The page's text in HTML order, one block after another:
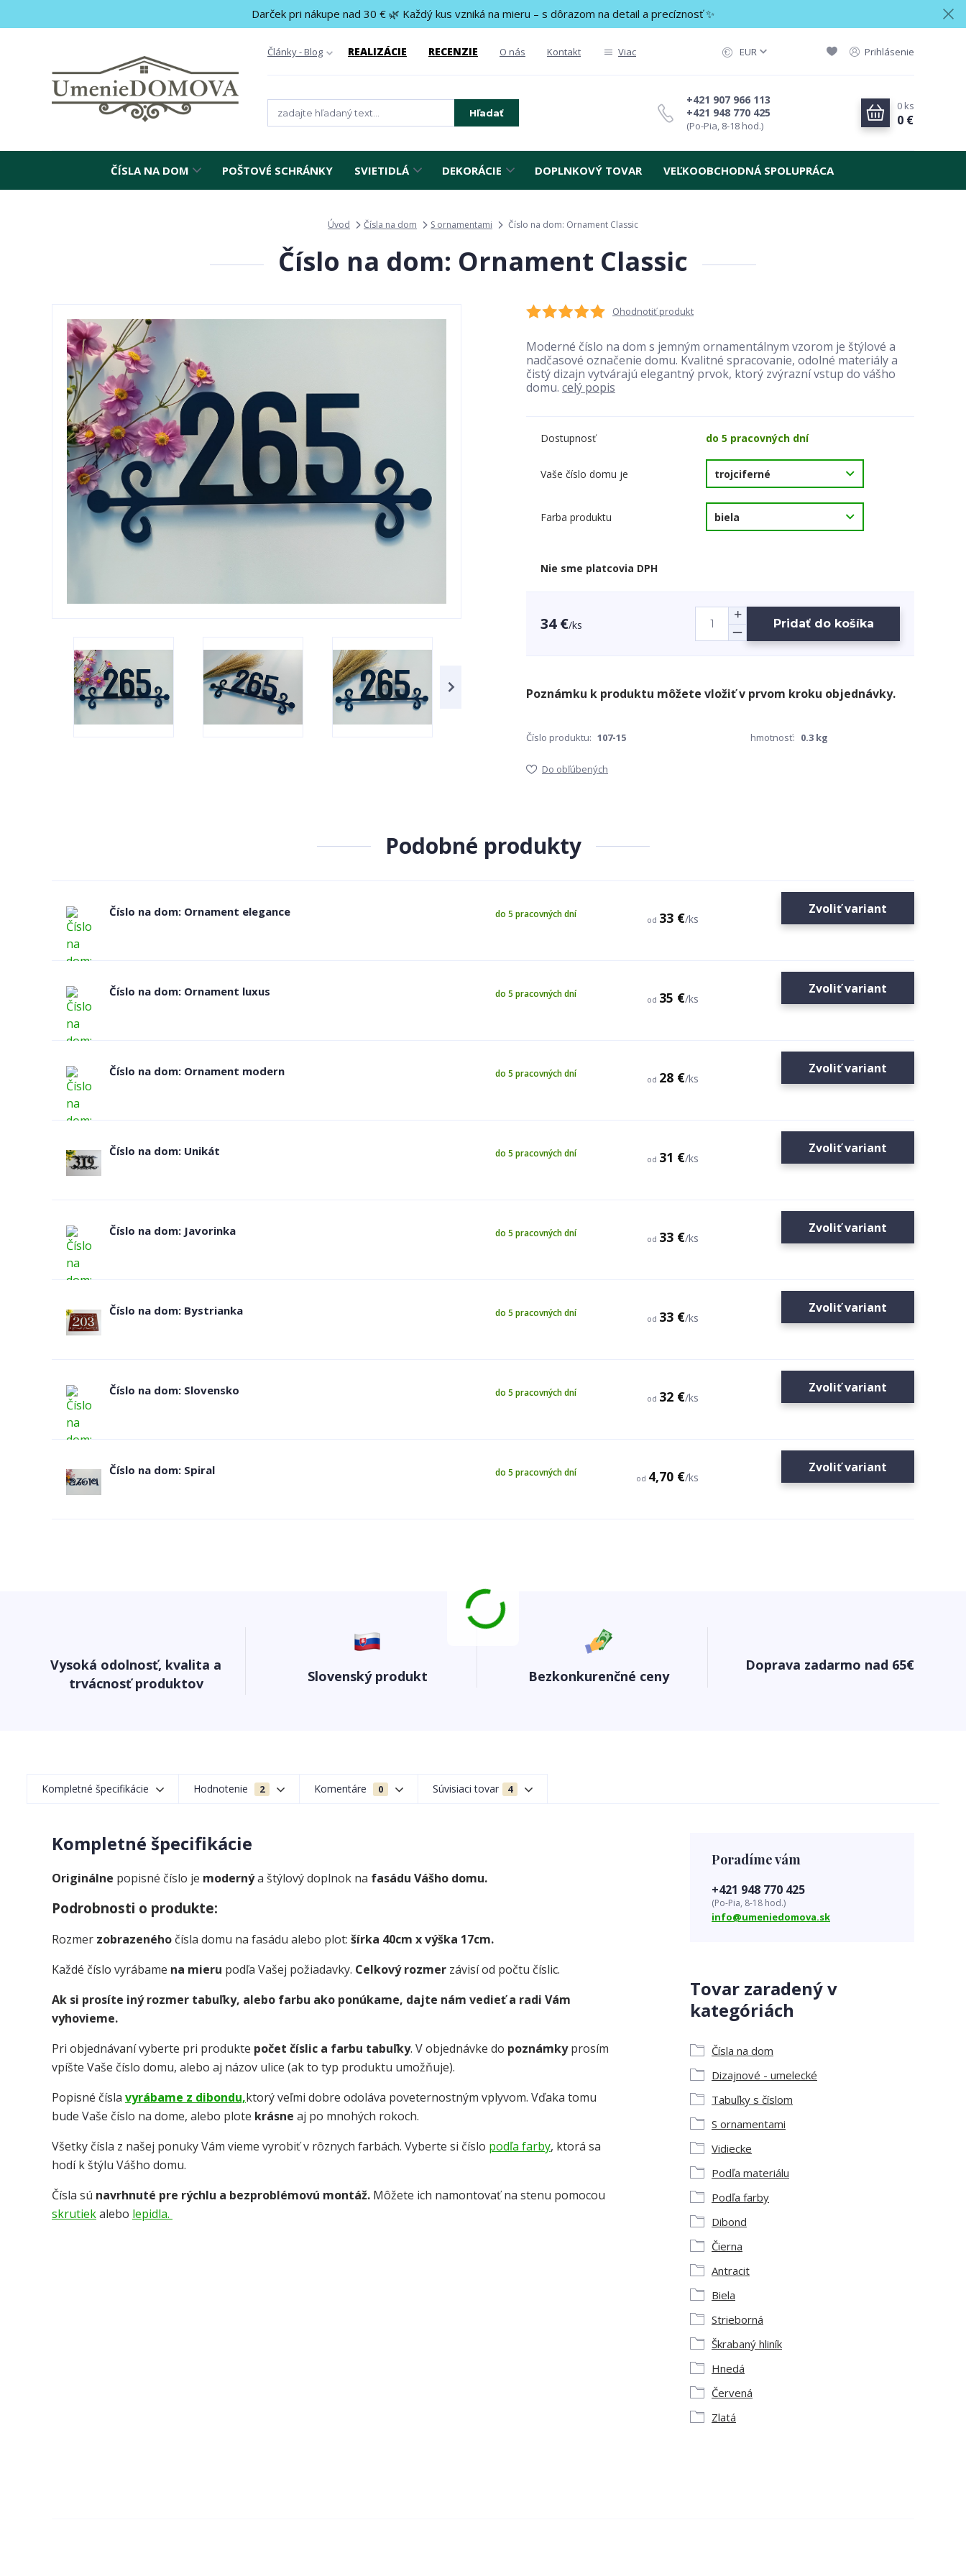
Darček pri nákupe nad 30 € 🌿 Každý kus vzniká na mieru – s dôrazom na detail a precíznosť ✨
Články - Blog REALIZÁCIE RECENZIE O nás Kontakt Viac EUR Prihlásenie
Hľadať +421 948 770 425
+421 907 966 113
(Po-Pia, 8-18 hod.)
0 ks
0 €
ČÍSLA NA DOM POŠTOVÉ SCHRÁNKY SVIETIDLÁ DEKORÁCIE DOPLNKOVÝ TOVAR VEĽKOOBCHODNÁ SPOLUPRÁCA
Úvod Čísla na dom S ornamentami Číslo na dom: Ornament Classic
Číslo na dom: Ornament Classic
Ohodnotiť produkt
Moderné číslo na dom s jemným ornamentálnym vzorom je štýlové a
nadčasové označenie domu. Kvalitné spracovanie, odolné materiály a
čistý dizajn vytvárajú elegantný prvok, ktorý zvýrazní vstup do vášho
domu. celý popis
Dostupnosť do 5 pracovných dní
Vaše číslo domu je
Farba produktu
Nie sme platcovia DPH
34 €/ks Pridať do košíka
Číslo produktu: 107-15 hmotnosť: 0.3 kg
Do obľúbených
Podobné produkty
Číslo na dom: Ornament elegance
od 33 €/ks
do 5 pracovných dní Zvoliť variant
Číslo na dom: Ornament luxus
od 35 €/ks
do 5 pracovných dní Zvoliť variant
Číslo na dom: Ornament modern
od 28 €/ks
do 5 pracovných dní Zvoliť variant
Číslo na dom: Unikát
od 31 €/ks
do 5 pracovných dní Zvoliť variant
Číslo na dom: Javorinka
od 33 €/ks
do 5 pracovných dní Zvoliť variant
Číslo na dom: Bystrianka
od 33 €/ks
do 5 pracovných dní Zvoliť variant
Číslo na dom: Slovensko
od 32 €/ks
do 5 pracovných dní Zvoliť variant
Číslo na dom: Spiral
od 4,70 €/ks
do 5 pracovných dní Zvoliť variant
Vysoká odolnosť, kvalita a
trvácnosť produktov
Slovenský produkt Bezkonkurenčné ceny
Doprava zadarmo nad 65€
Kompletné špecifikácie Hodnotenie 2 Komentáre 0 Súvisiaci tovar 4
Kompletné špecifikácie
Originálne popisné číslo je modernýa štýlový doplnok na fasádu Vášho domu.
Podrobnosti o produkte:
Rozmer zobrazeného čísla domu na fasádu alebo plot: šírka 40cm x výška 17cm.
Každé číslo vyrábame na mieru podľa Vašej požiadavky. Celkový rozmer závisí od počtu číslic.
Ak si prosíte iný rozmer tabuľky, alebo farbu ako ponúkame, dajte nám vedieť a radi Vám
vyhovieme.
Pri objednávaní vyberte pri produkte počet číslic a farbu tabuľky. V objednávke do poznámkyprosím
vpíšte Vaše číslo domu, alebo aj názov ulice (ak to typ produktu umožňuje).
Popisné čísla vyrábame z dibondu,ktorý veľmi dobre odoláva poveternostným vplyvom. Vďaka tomu
bude Vaše číslo na dome, alebo plote krásne aj po mnohých rokoch.
Všetky čísla z našej ponuky Vám vieme vyrobiť v rôznych farbách. Vyberte si číslo podľa farby, ktorá sa
hodí k štýlu Vášho domu.
Čísla sú navrhnuté pre rýchlu a bezproblémovú montáž. Môžete ich namontovať na stenu pomocou
skrutiekalebo lepidla.
Tovar zaradený v
kategóriách
Čísla na dom
Dizajnové - umelecké
Tabuľky s číslom
S ornamentami
Vidiecke
Podľa materiálu
Podľa farby
Dibond
Čierna
Antracit
Biela
Strieborná
Škrabaný hliník
Hnedá
Červená
Zlatá
Poradíme vám
+421 948 770 425
(Po-Pia, 8-18 hod.)
info@umeniedomova.sk